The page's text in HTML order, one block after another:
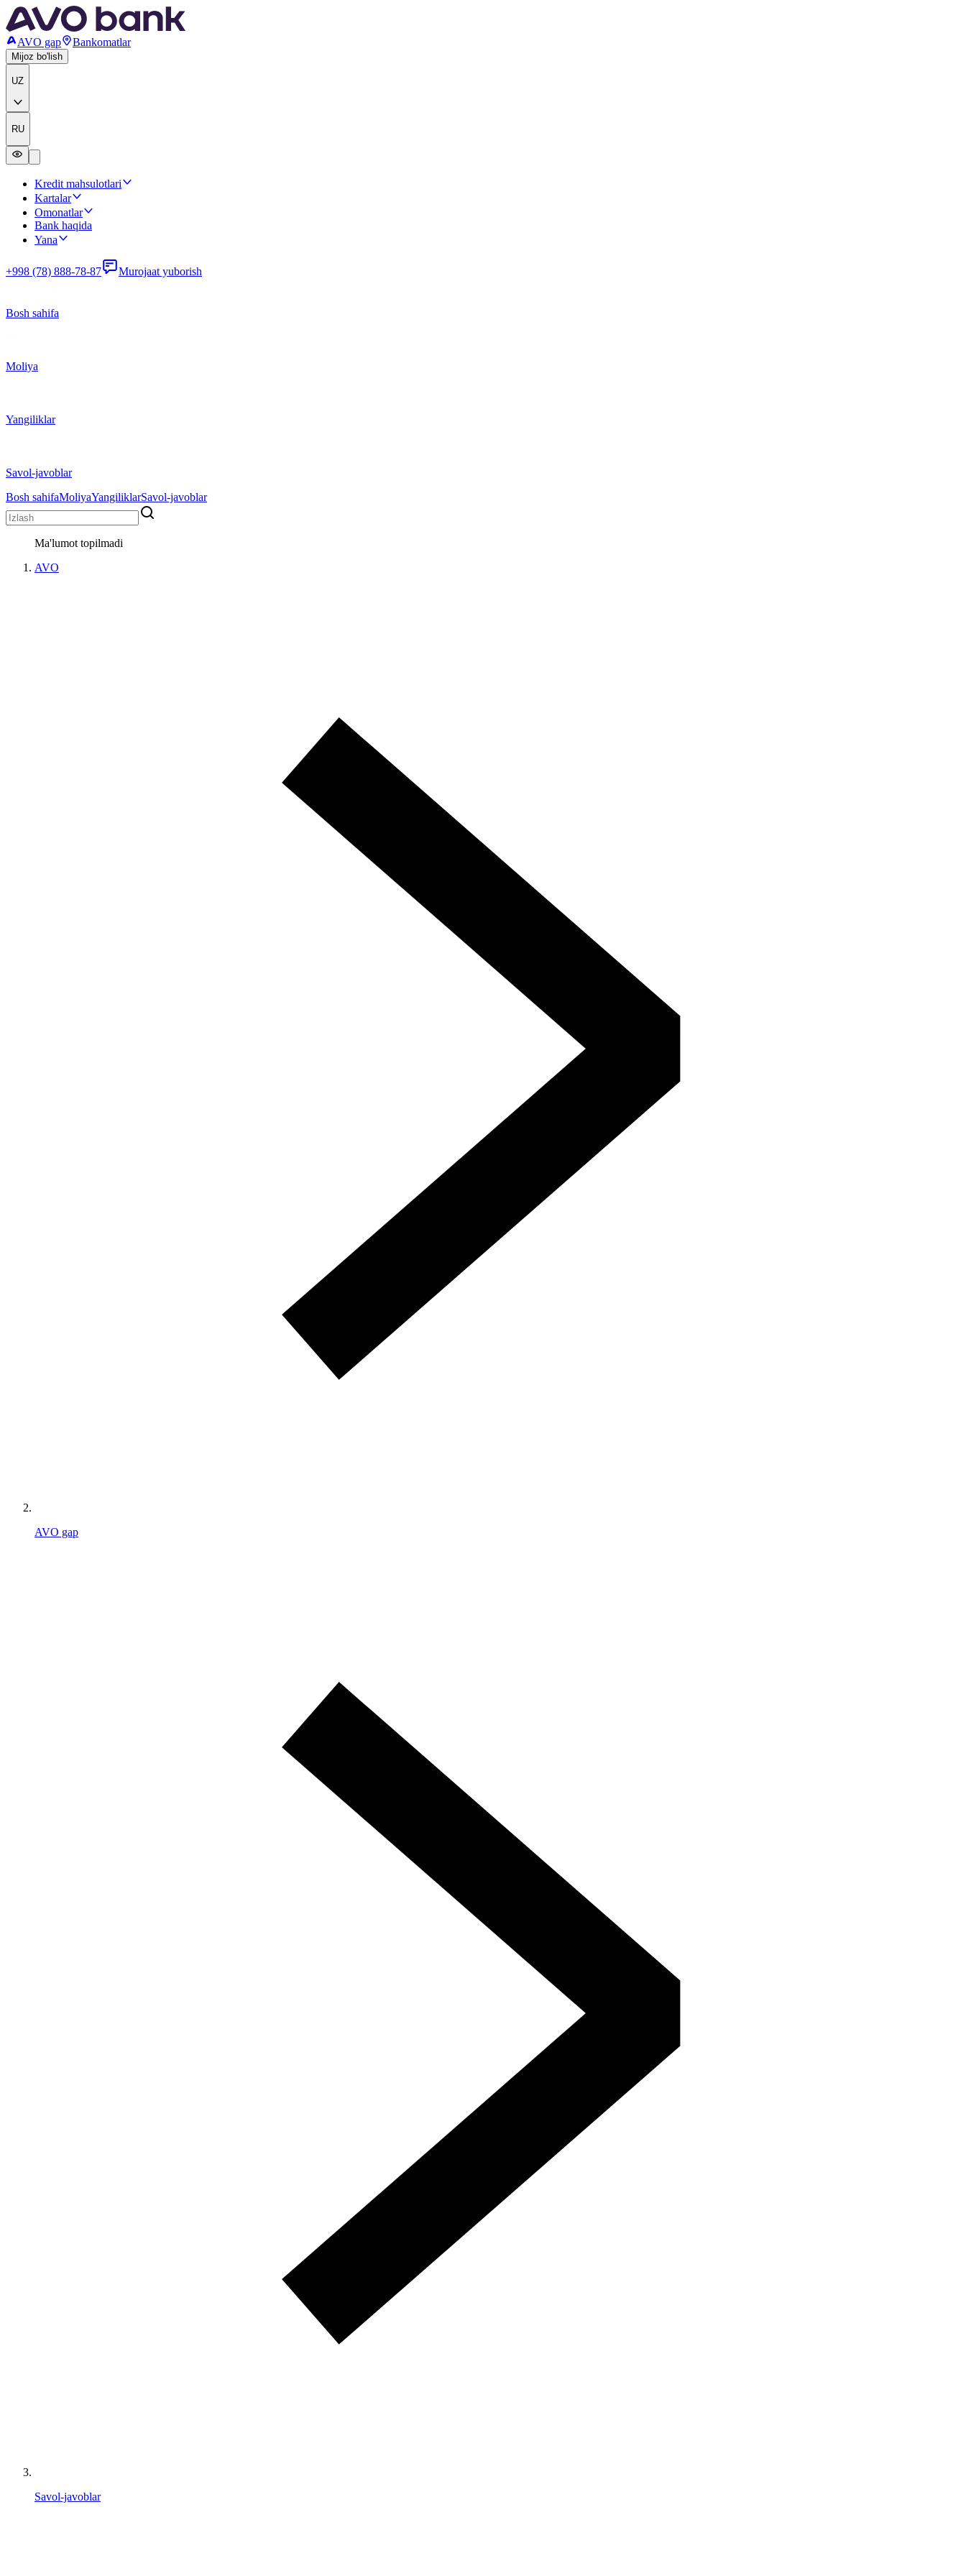
AVO gap Bankomatlar
Mijoz bo'lish
UZ
RU
Kredit mahsulotlari
Kartalar
Omonatlar
Bank haqida
Yana
+998 (78) 888-78-87 Murojaat yuborish
Bosh sahifa
Moliya
Yangiliklar
Savol-javoblar
Bosh sahifaMoliyaYangiliklarSavol-javoblar
Ma'lumot topilmadi
AVO
AVO gap
Savol-javoblar